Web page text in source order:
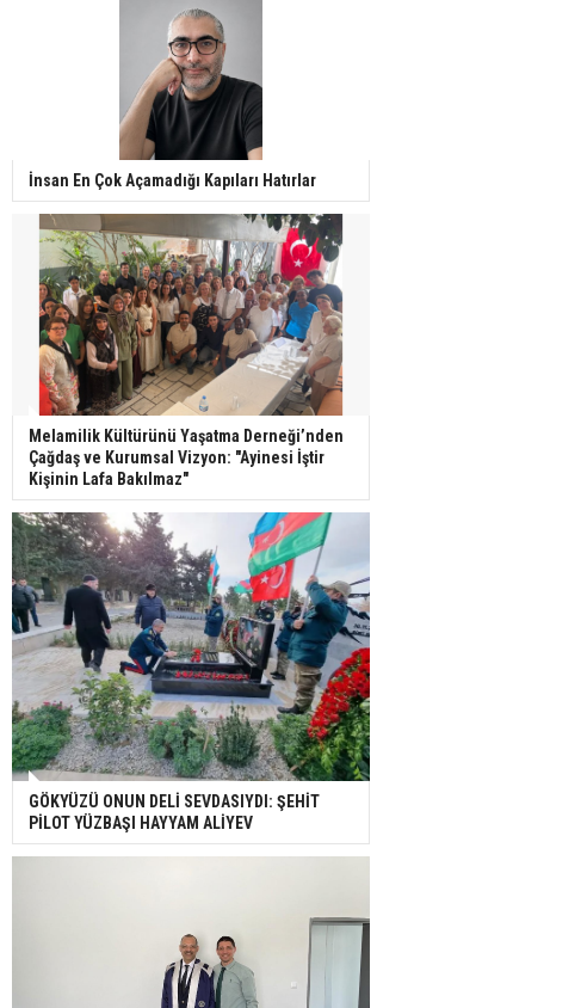
İnsan En Çok Açamadığı Kapıları Hatırlar
Melamilik Kültürünü Yaşatma Derneği’nden
Çağdaş ve Kurumsal Vizyon: "Ayinesi İştir
Kişinin Lafa Bakılmaz"
GÖKYÜZÜ ONUN DELİ SEVDASIYDI: ŞEHİT
PİLOT YÜZBAŞI HAYYAM ALİYEV